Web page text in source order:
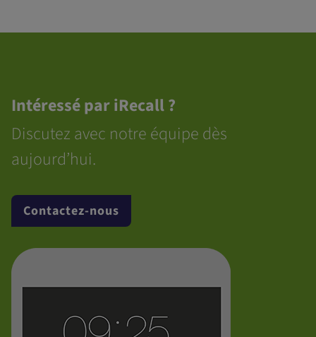
Intéressé par iRecall ?
Discutez avec notre équipe dès
aujourd’hui.
Contactez-nous